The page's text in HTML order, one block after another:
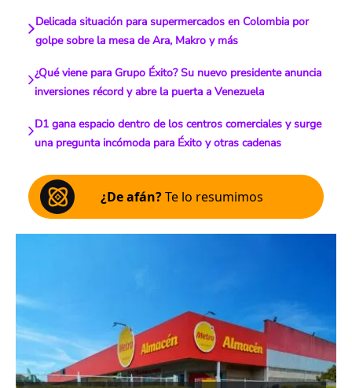
Delicada situación para supermercados en Colombia por
golpe sobre la mesa de Ara, Makro y más
¿Qué viene para Grupo Éxito? Su nuevo presidente anuncia
inversiones récord y abre la puerta a Venezuela
D1 gana espacio dentro de los centros comerciales y surge
una pregunta incómoda para Éxito y otras cadenas
¿De afán?Te lo resumimos